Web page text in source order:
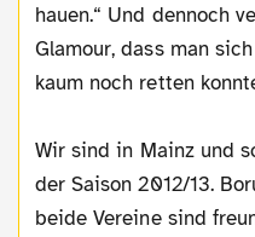
hauen.“ Und dennoch
Glamour, dass man
kaum noch retten
Wir sind in Mainz und
der Saison 2012/13.
beide Vereine sind